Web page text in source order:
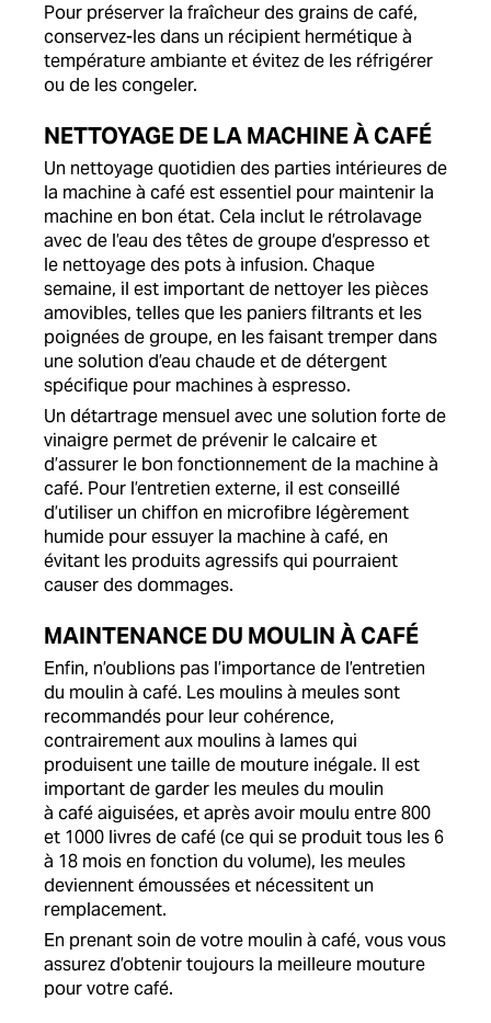
Pour préserver la fraîcheur des grains de café,
conservez-les dans un récipient hermétique à
température ambiante et évitez de les réfrigérer
ou de les congeler.
NETTOYAGE DE LA MACHINE À CAFÉ
Un nettoyage quotidien des parties intérieures de
la machine à café est essentiel pour maintenir la
machine en bon état. Cela inclut le rétrolavage
avec de l’eau des têtes de groupe d’espresso et
le nettoyage des pots à infusion. Chaque
semaine, il est important de nettoyer les pièces
amovibles, telles que les paniers filtrants et les
poignées de groupe, en les faisant tremper dans
une solution d’eau chaude et de détergent
spécifique pour machines à espresso.
Un détartrage mensuel avec une solution forte de
vinaigre permet de prévenir le calcaire et
d’assurer le bon fonctionnement de la machine à
café. Pour l’entretien externe, il est conseillé
d’utiliser un chiffon en microfibre légèrement
humide pour essuyer la machine à café, en
évitant les produits agressifs qui pourraient
causer des dommages.
MAINTENANCE DU MOULIN À CAFÉ
Enfin, n’oublions pas l’importance de l’entretien
du moulin à café. Les moulins à meules sont
recommandés pour leur cohérence,
contrairement aux moulins à lames qui
produisent une taille de mouture inégale. Il est
important de garder les meules du moulin
à café aiguisées, et après avoir moulu entre 800
et 1000 livres de café (ce qui se produit tous les 6
à 18 mois en fonction du volume), les meules
deviennent émoussées et nécessitent un
remplacement.
En prenant soin de votre moulin à café, vous vous
assurez d’obtenir toujours la meilleure mouture
pour votre café.